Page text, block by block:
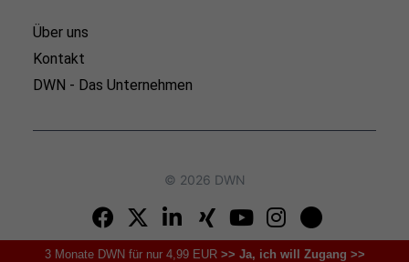
Über uns
Kontakt
DWN - Das Unternehmen
© 2026 DWN
3 Monate DWN für nur 4,99 EUR>> Ja, ich will Zugang >>